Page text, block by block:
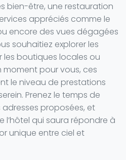
bien-être, une restauration
appréciés comme le
encore des vues dégagées
souhaitiez explorer les
les boutiques locales ou
moment pour vous, ces
le niveau de prestations
Prenez le temps de
proposées, et
l’hôtel qui saura répondre à
unique entre ciel et